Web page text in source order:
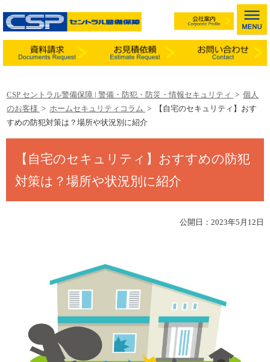
CSP セントラル警備保障 | 警備・防犯・防災・情報セキュリティ > 個人
のお客様 > ホームセキュリティコラム >
【自宅のセキュリティ】おす
すめの防犯対策は？場所や状況別に紹介
【自宅のセキュリティ】おすすめの防犯
対策は？場所や状況別に紹介
公開日：2023年5月12日